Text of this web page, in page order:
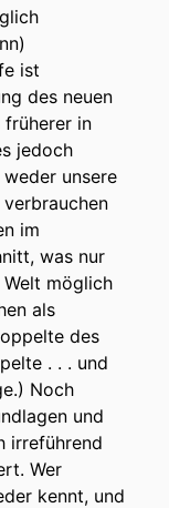
ist
des neuen
früherer in
jedoch
unsere
im
was nur
möglich
als
des
. . . und
Noch
und
irreführend
Wer
kennt, und